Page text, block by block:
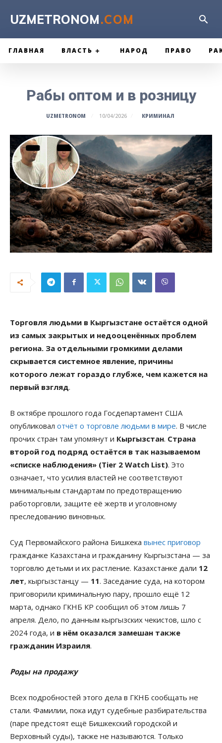
UZMETRONOM.COM
ГЛАВНАЯ ВЛАСТЬ НАРОД ПРАВО
Рабы оптом и в розницу
UZMETRONOM 10/04/2026 КРИМИНАЛ
Торговля людьми в Кыргызстане остаётся одной
из самых закрытых и недооценённых проблем
региона. За отдельными громкими делами
скрывается системное явление, причины
которого лежат гораздо глубже, чем кажется на
первый взгляд.
В октябре прошлого года Госдепартамент США
опубликовал отчёт о торговле людьми в мире. В числе
прочих стран там упомянут и Кыргызстан. Страна
второй год подряд остаётся в так называемом
«списке наблюдения» (Tier 2 Watch List). Это
означает, что усилия властей не соответствуют
минимальным стандартам по предотвращению
работорговли, защите её жертв и уголовному
преследованию виновных.
Суд Первомайского района Бишкека вынес приговор
гражданке Казахстана и гражданину Кыргызстана — за
торговлю детьми и их растление. Казахстанке дали 12
лет, кыргызстанцу — 11. Заседание суда, на котором
приговорили криминальную пару, прошло ещё 12
марта, однако ГКНБ КР сообщил об этом лишь 7
апреля. Дело, по данным кыргызских чекистов, шло с
2024 года, и в нём оказался замешан также
гражданин Израиля.
Роды на продажу
Всех подробностей этого дела в ГКНБ сообщать не
стали. Фамилии, пока идут судебные разбирательства
(паре предстоят ещё Бишкекский городской и
Верховный суды), также не называются. Только